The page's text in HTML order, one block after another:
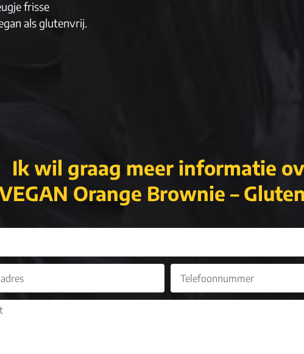
frisse
als glutenvrij.
Ik wil graag meer informatie
Orange Brownie –